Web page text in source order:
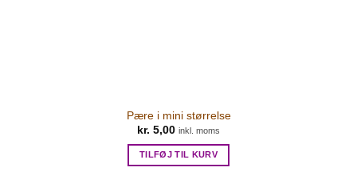
Pære i mini størrelse
kr. 5,00 inkl. moms
TILFØJ TIL KURV